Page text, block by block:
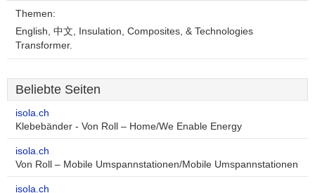
Themen:
English, 中文, Insulation, Composites, & Technologies
Transformer.
Beliebte Seiten
isola.ch
Klebebänder - Von Roll – Home/We Enable Energy
isola.ch
Von Roll – Mobile Umspannstationen/Mobile Umspannstationen
isola.ch